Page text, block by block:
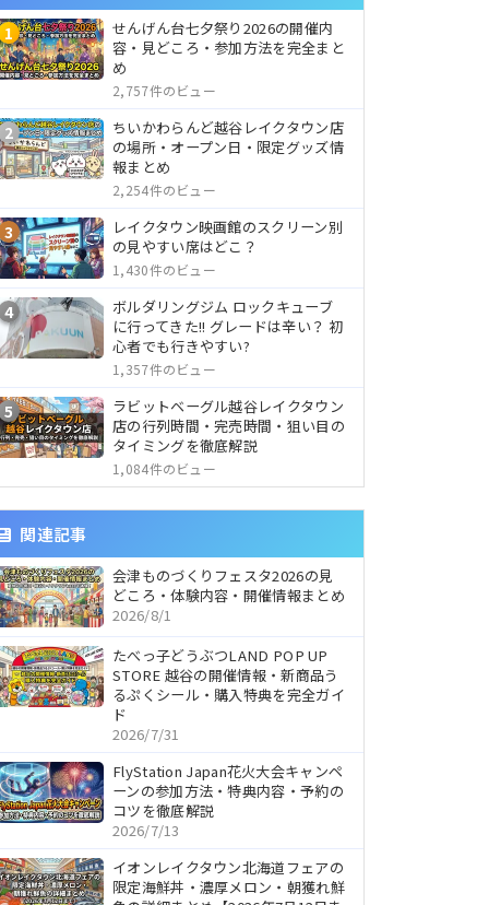
1
せんげん台七夕祭り2026の開催内
容・見どころ・参加方法を完全まと
め
2,757件のビュー
2
ちいかわらんど越谷レイクタウン店
の場所・オープン日・限定グッズ情
報まとめ
2,254件のビュー
3
レイクタウン映画館のスクリーン別
の見やすい席はどこ？
1,430件のビュー
4
ボルダリングジム ロックキューブ
に行ってきた!! グレードは辛い？ 初
心者でも行きやすい?
1,357件のビュー
5
ラビットベーグル越谷レイクタウン
店の行列時間・完売時間・狙い目の
タイミングを徹底解説
1,084件のビュー
関連記事
会津ものづくりフェスタ2026の見
どころ・体験内容・開催情報まとめ
2026/8/1
たべっ子どうぶつLAND POP UP
STORE 越谷の開催情報・新商品う
るぷくシール・購入特典を完全ガイ
ド
2026/7/31
FlyStation Japan花火大会キャンペ
ーンの参加方法・特典内容・予約の
コツを徹底解説
2026/7/13
イオンレイクタウン北海道フェアの
限定海鮮丼・濃厚メロン・朝獲れ鮮